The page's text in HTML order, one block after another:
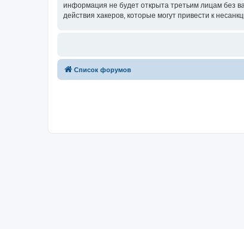
информация не будет открыта третьим лицам без
действия хакеров, которые могут привести к
Список форумов